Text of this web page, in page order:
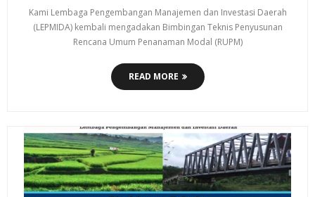
Kami Lembaga Pengembangan Manajemen dan Investasi Daerah
(LEPMIDA) kembali mengadakan Bimbingan Teknis Penyusunan
Rencana Umum Penanaman Modal (RUPM)
READ MORE